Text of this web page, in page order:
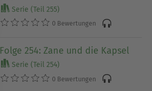
Serie (Teil 255)
0 Bewertungen
Folge 254: Zane und die Kapsel
Serie (Teil 254)
0 Bewertungen